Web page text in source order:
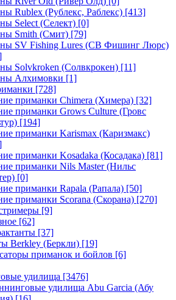
Rublex (Рублекс, Раблекс) [413]
Select (Селект) [0]
Smith (Смит) [79]
SV Fishing Lures (СВ Фишинг Люрс)
Solvkroken (Солвкрокен) [11]
Алхимовки [1]
[728]
приманки Chimera (Химера) [32]
приманки Grows Culture (Гровс
[194]
приманки Karismax (Каризмакс)
приманки Kosadaka (Косадака) [81]
приманки Nils Master (Нильс
[0]
приманки Rapala (Рапала) [50]
приманки Scorana (Скорана) [270]
[9]
[62]
[37]
Berkley (Беркли) [19]
приманок и бойлов [6]
удилища [3476]
удилища Abu Garcia (Абу